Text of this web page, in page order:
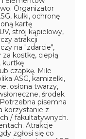
Organizator
kulki, ochronę
kartę
strój kąpielowy,
atrakcji
na "zdarcie",
kostkę, ciepłą
kurtkę
czapkę. Mile
ASG, kamizelki,
osłona twarzy,
środek
pisemna
korzystanie z
/ fakultatywnych.
Atrakcje
zgłosi się co